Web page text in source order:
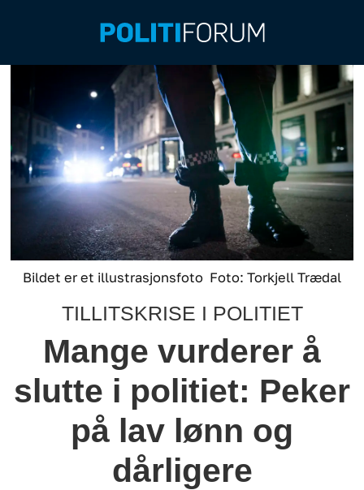
Bildet er et illustrasjonsfoto Foto: Torkjell Trædal
TILLITSKRISE I POLITIET
Mange vurderer å
slutte i politiet: Peker
på lav lønn og
dårligere